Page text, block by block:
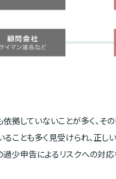
していないことが多く、そ
ることも多く見受けられ、正
少申告によるリスクへの対